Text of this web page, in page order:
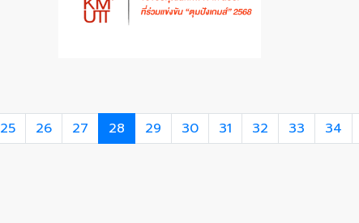
25 26 27 28 29 30 31 32 33 34